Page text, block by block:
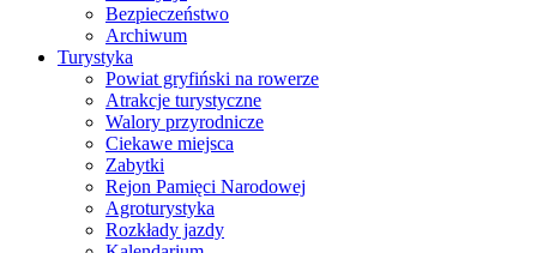
Bezpieczeństwo
Archiwum
Turystyka
Powiat gryfiński na rowerze
Atrakcje turystyczne
Walory przyrodnicze
Ciekawe miejsca
Zabytki
Rejon Pamięci Narodowej
Agroturystyka
Rozkłady jazdy